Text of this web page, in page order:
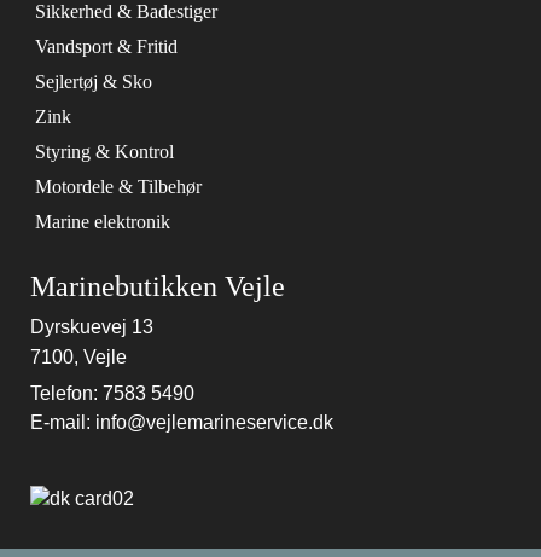
Sikkerhed & Badestiger
Vandsport & Fritid
Sejlertøj & Sko
Zink
Styring & Kontrol
Motordele & Tilbehør
Marine elektronik
Marinebutikken Vejle
Dyrskuevej 13
7100, Vejle
Telefon: 7583 5490
E-mail: info@vejlemarineservice.dk